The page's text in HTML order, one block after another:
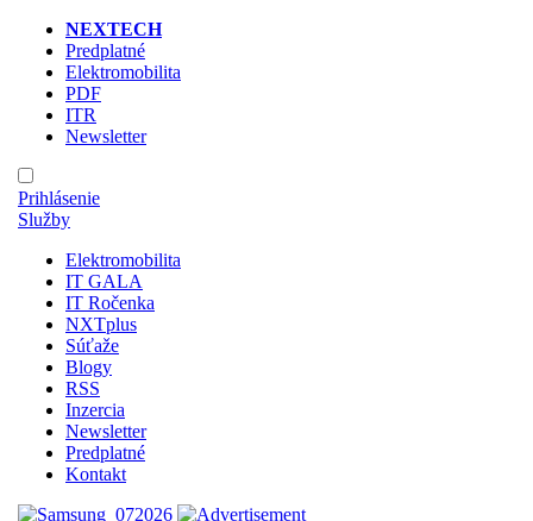
NEXTECH
Predplatné
Elektromobilita
PDF
ITR
Newsletter
Prihlásenie
Služby
Elektromobilita
IT GALA
IT Ročenka
NXTplus
Súťaže
Blogy
RSS
Inzercia
Newsletter
Predplatné
Kontakt